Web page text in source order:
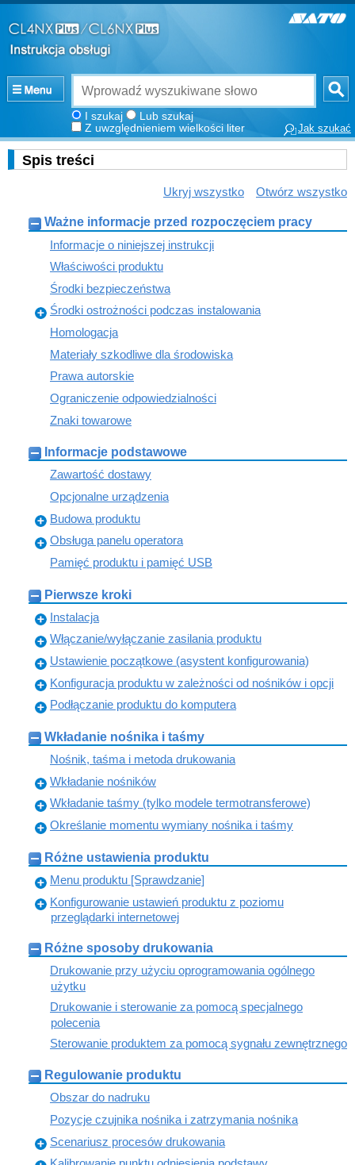
I szukaj
Lub szukaj
Z uwzględnieniem wielkości liter
Jak szukać
Spis treści
Ukryj wszystko Otwórz wszystko
Ważne informacje przed rozpoczęciem pracy
Informacje o niniejszej instrukcji
Właściwości produktu
Środki bezpieczeństwa
Środki ostrożności podczas instalowania
Homologacja
Materiały szkodliwe dla środowiska
Prawa autorskie
Ograniczenie odpowiedzialności
Znaki towarowe
Informacje podstawowe
Zawartość dostawy
Opcjonalne urządzenia
Budowa produktu
Obsługa panelu operatora
Pamięć produktu i pamięć USB
Pierwsze kroki
Instalacja
Włączanie/wyłączanie zasilania produktu
Ustawienie początkowe (asystent konfigurowania)
Konfiguracja produktu w zależności od nośników i opcji
Podłączanie produktu do komputera
Wkładanie nośnika i taśmy
Nośnik, taśma i metoda drukowania
Wkładanie nośników
Wkładanie taśmy (tylko modele termotransferowe)
Określanie momentu wymiany nośnika i taśmy
Różne ustawienia produktu
Menu produktu [Sprawdzanie]
Konfigurowanie ustawień produktu z poziomu
przeglądarki internetowej
Różne sposoby drukowania
Drukowanie przy użyciu oprogramowania ogólnego
użytku
Drukowanie i sterowanie za pomocą specjalnego
polecenia
Sterowanie produktem za pomocą sygnału zewnętrznego
Regulowanie produktu
Obszar do nadruku
Pozycje czujnika nośnika i zatrzymania nośnika
Scenariusz procesów drukowania